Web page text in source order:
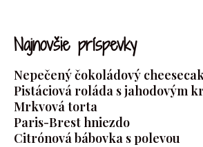
Najnovšie príspevky
Nepečený čokoládový
Pistáciová roláda s jahodovým
Mrkvová torta
Paris-Brest hniezdo
Citrónová bábovka s polevou